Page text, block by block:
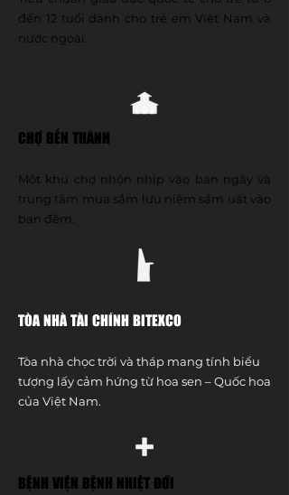
đến 12 tuổi dành cho trẻ em Việt Nam và
nước ngoài.
CHỢ BẾN THÀNH
Một khu chợ nhộn nhịp vào ban ngày và
trung tâm mua sắm lưu niệm sầm uất vào
ban đêm.
TÒA NHÀ TÀI CHÍNH BITEXCO
Tòa nhà chọc trời và tháp mang tính biểu
tượng lấy cảm hứng từ hoa sen – Quốc hoa
của Việt Nam.
BỆNH VIỆN BỆNH NHIỆT ĐỚI